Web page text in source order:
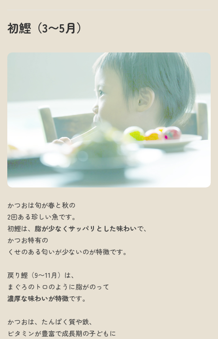
初鰹（3〜5月）
かつおは旬が春と秋の
2回ある珍しい魚です。
初鰹は、 脂が少なくサッパリとした味わいで、
かつお特有の
くせのある匂いが少ないのが特徴です。
戻り鰹（9〜11月）は、
まぐろのトロのように脂がのって
濃厚な味わいが特徴です。
かつおは、たんぱく質や鉄、
ビタミンが豊富で成長期の子どもに